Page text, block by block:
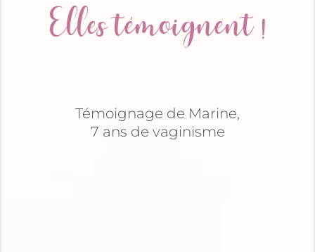
Elles témoignent !
Témoignage de Marine,
7 ans de vaginisme